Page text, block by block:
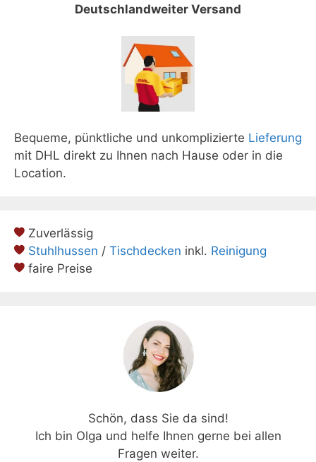
Deutschlandweiter Versand
Bequeme, pünktliche und unkomplizierte Lieferung
mit DHL direkt zu Ihnen nach Hause oder in die
Location.
Zuverlässig
Stuhlhussen / Tischdecken inkl. Reinigung
faire Preise
Schön, dass Sie da sind!
Ich bin Olga und helfe Ihnen gerne bei allen
Fragen weiter.